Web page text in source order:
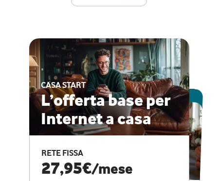
CASA START
L’offerta base per
Internet a casa
RETE FISSA
27,95€/mese
ESCLUSIVA ONLINE
CASA PRO
Internet veloce e
vantaggi speciali